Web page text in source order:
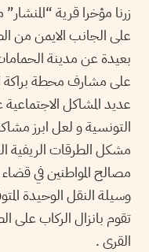
زرنا مؤخرا قرية
على الجانب الايمن من
بعيدة عن مدينة
على مشارف محطة براكة
عديد المشاكل
التونسية و لعل ابرز
مشكل الطرقات الريفية
مصالح المواطنين في
وسيلة النقل الوحيدة
تقوم بانزال الركاب على
القرى .